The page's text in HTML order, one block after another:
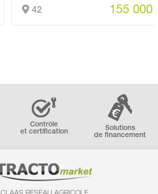
155 000 €
Contrôle
et certification
Solutions
de financement